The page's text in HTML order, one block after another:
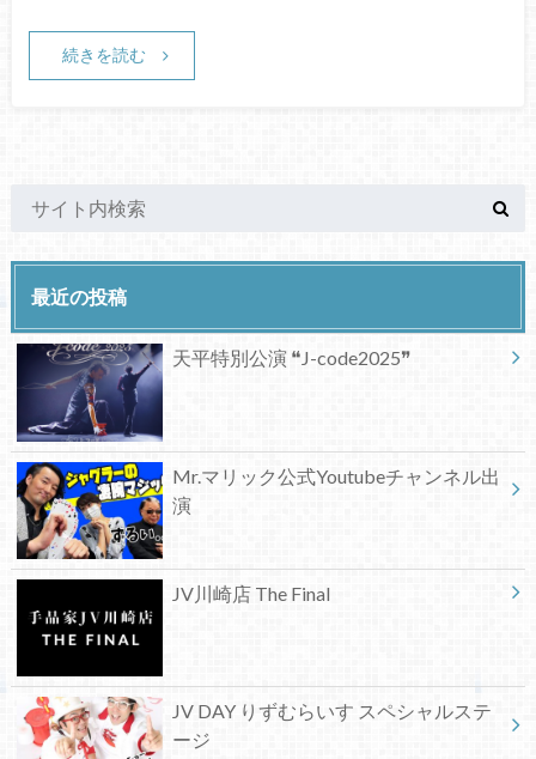
続きを読む
最近の投稿
天平特別公演 ❝J-code2025❞
Mr.マリック公式Youtubeチャンネル出
演
JV川崎店 The Final
JV DAY りずむらいす スペシャルステ
ージ